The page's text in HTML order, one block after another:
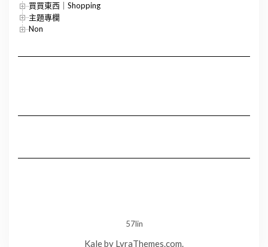
買買東西｜Shopping
主題專欄
Non
57lin
Kaleby LyraThemes.com.